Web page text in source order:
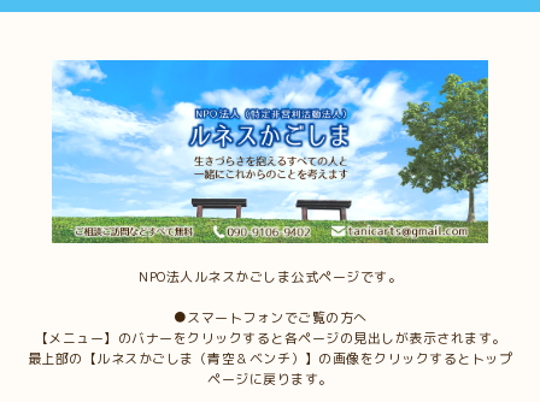
NPO法人ルネスかごしま公式ページです。
●スマートフォンでご覧の方へ
【メニュー】のバナーをクリックすると各ページの見出しが表示されます。
最上部の【ルネスかごしま（青空＆ベンチ）】の画像をクリックするとトップ
ページに戻ります。